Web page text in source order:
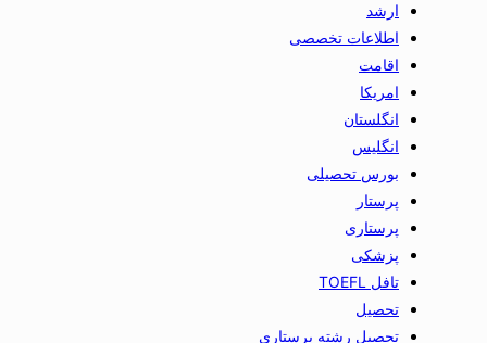
ارشد
اطلاعات تخصصی
اقامت
امریکا
انگلستان
انگلیس
بورس تحصیلی
پرستار
پرستاری
پزشکی
تافل TOEFL
تحصیل
تحصیل رشته پرستاری